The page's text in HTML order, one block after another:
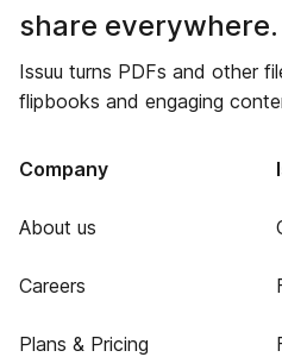
share everywhere.
Issuu turns PDFs and other
flipbooks and engaging
Company
About us
Careers
Plans & Pricing